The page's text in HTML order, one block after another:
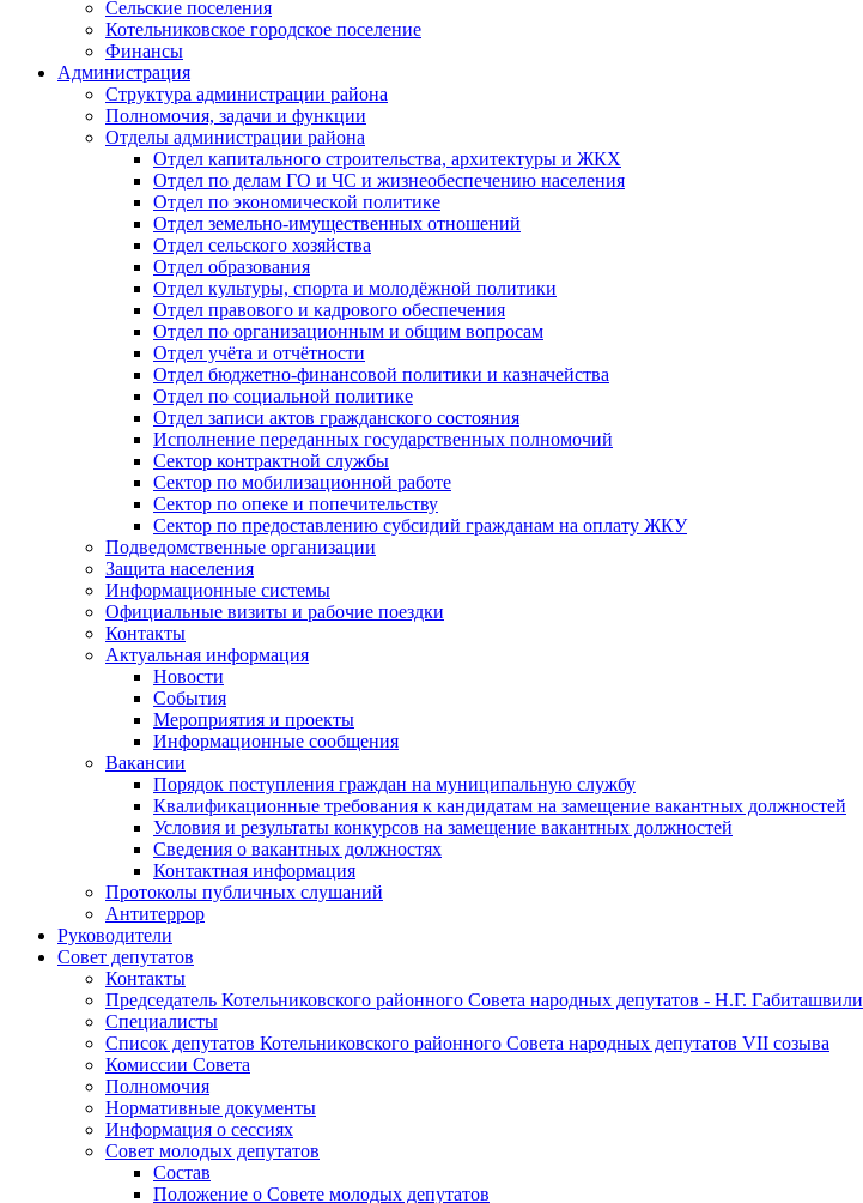
Сельские поселения
Котельниковское городское поселение
Финансы
Администрация
Структура администрации района
Полномочия, задачи и функции
Отделы администрации района
Отдел капитального строительства, архитектуры и ЖКХ
Отдел по делам ГО и ЧС и жизнеобеспечению населения
Отдел по экономической политике
Отдел земельно-имущественных отношений
Отдел сельского хозяйства
Отдел образования
Отдел культуры, спорта и молодёжной политики
Отдел правового и кадрового обеспечения
Отдел по организационным и общим вопросам
Отдел учёта и отчётности
Отдел бюджетно-финансовой политики и казначейства
Отдел по социальной политике
Отдел записи актов гражданского состояния
Исполнение переданных государственных полномочий
Сектор контрактной службы
Сектор по мобилизационной работе
Сектор по опеке и попечительству
Сектор по предоставлению субсидий гражданам на оплату ЖКУ
Подведомственные организации
Защита населения
Информационные системы
Официальные визиты и рабочие поездки
Контакты
Актуальная информация
Новости
События
Мероприятия и проекты
Информационные сообщения
Вакансии
Порядок поступления граждан на муниципальную службу
Квалификационные требования к кандидатам на замещение вакантных должностей
Условия и результаты конкурсов на замещение вакантных должностей
Сведения о вакантных должностях
Контактная информация
Протоколы публичных слушаний
Антитеррор
Руководители
Совет депутатов
Контакты
Председатель Котельниковского районного Совета народных депутатов - Н.Г. Габиташвили
Специалисты
Список депутатов Котельниковского районного Совета народных депутатов VII созыва
Комиссии Совета
Полномочия
Нормативные документы
Информация о сессиях
Совет молодых депутатов
Состав
Положение о Совете молодых депутатов